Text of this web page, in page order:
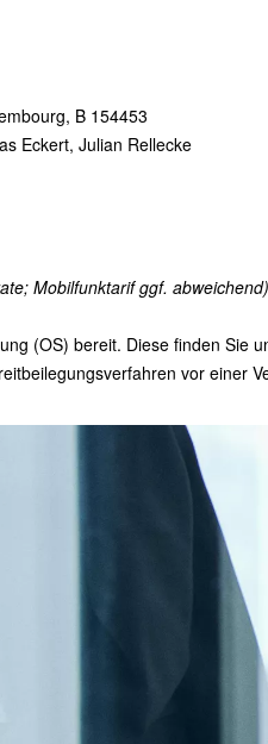
B 154453
Eckert, Julian Rellecke
Mobilfunktarif ggf. abweichend)
(OS) bereit. Diese finden Sie
vor einer